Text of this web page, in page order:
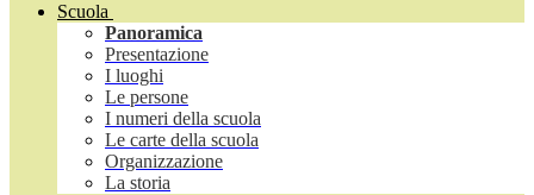
Scuola
Panoramica
Presentazione
I luoghi
Le persone
I numeri della scuola
Le carte della scuola
Organizzazione
La storia